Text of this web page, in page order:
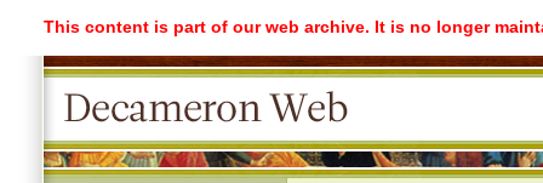
This content is part of our web archive. It is no longer